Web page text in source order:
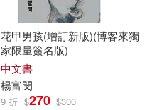
花甲男孩(增訂新版)(博客來獨
家限量簽名版)
中文書
楊富閔
9 折 $270 $300